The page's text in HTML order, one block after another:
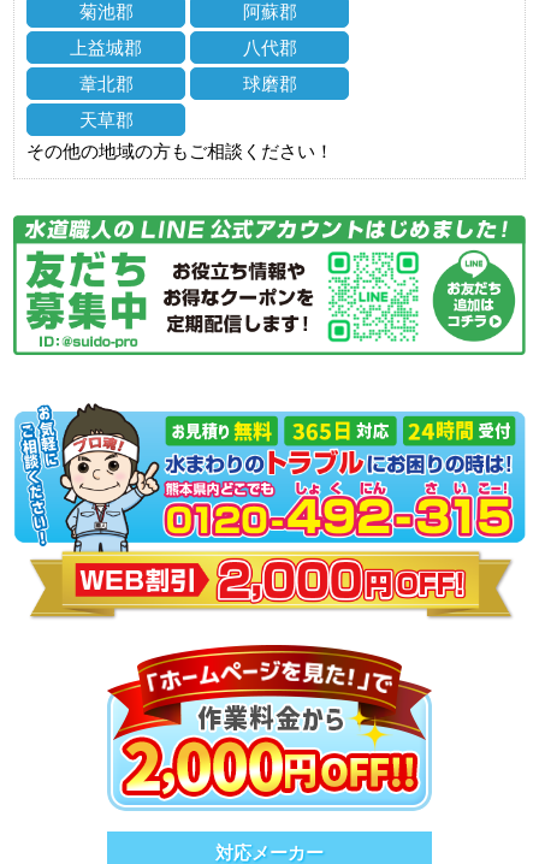
菊池郡
阿蘇郡
上益城郡
八代郡
葦北郡
球磨郡
天草郡
その他の地域の方もご相談ください！
対応メーカー